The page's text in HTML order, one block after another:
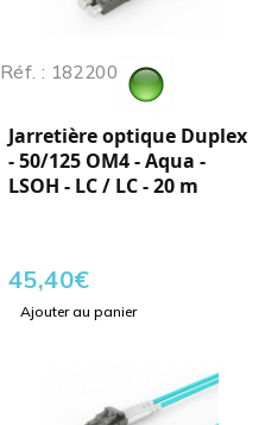
Réf. : 182200
Jarretière optique Duplex
- 50/125 OM4 - Aqua -
LSOH - LC / LC - 20 m
45,40€
Ajouter au panier